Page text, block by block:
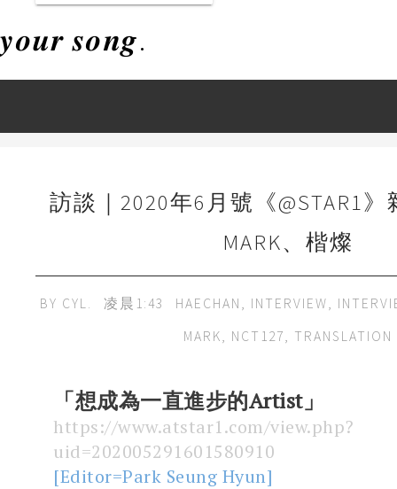
𝒚𝒐𝒖𝒓 𝒔𝒐𝒏𝒈.
訪談｜2020年6月號《@STAR1
MARK、楷燦
BY CYL. 凌晨1:43 HAECHAN , INTERVIEW,
MARK, NCT127, TRANSLATION
「想成為一直進步的Artist」
https://www.atstar1.com/view.php?
uid=202005291601580910
[Editor=Park Seung Hyun]